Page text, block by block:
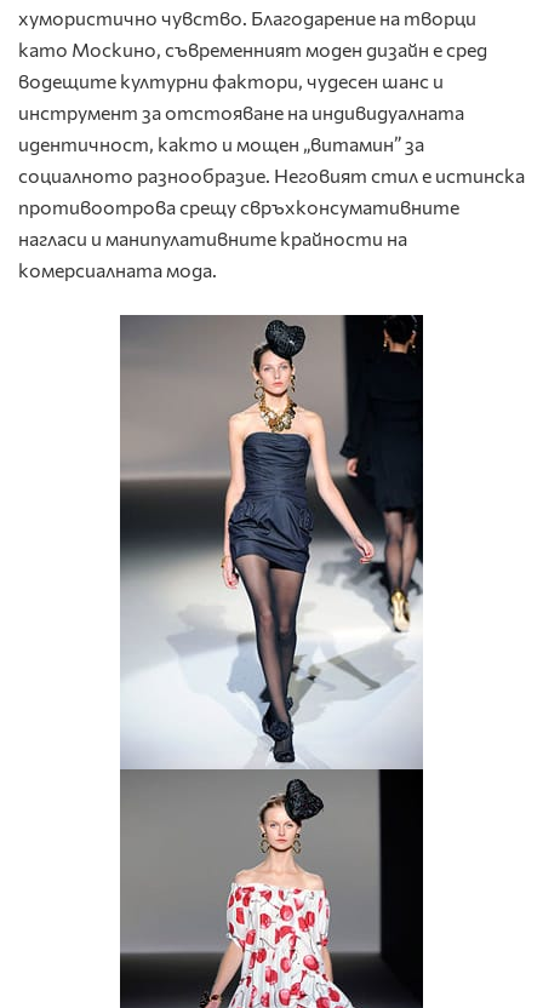
хумористично чувство. Благодарение на творци
като Москино, съвременният моден дизайн е сред
водещите културни фактори, чудесен шанс и
инструмент за отстояване на индивидуалната
идентичност, както и мощен „витамин” за
социалното разнообразие. Неговият стил е истинска
противоотрова срещу свръхконсумативните
нагласи и манипулативните крайности на
комерсиалната мода.